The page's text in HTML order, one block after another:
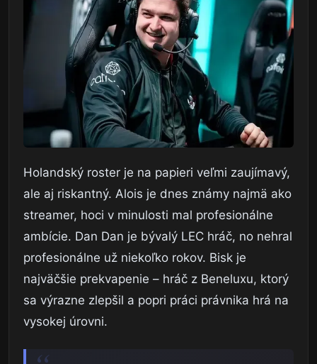
Holandský roster je na papieri veľmi zaujímavý,
ale aj riskantný. Alois je dnes známy najmä ako
streamer, hoci v minulosti mal profesionálne
ambície. Dan Dan je bývalý LEC hráč, no nehral
profesionálne už niekoľko rokov. Bisk je
najväčšie prekvapenie – hráč z Beneluxu, ktorý
sa výrazne zlepšil a popri práci právnika hrá na
vysokej úrovni.